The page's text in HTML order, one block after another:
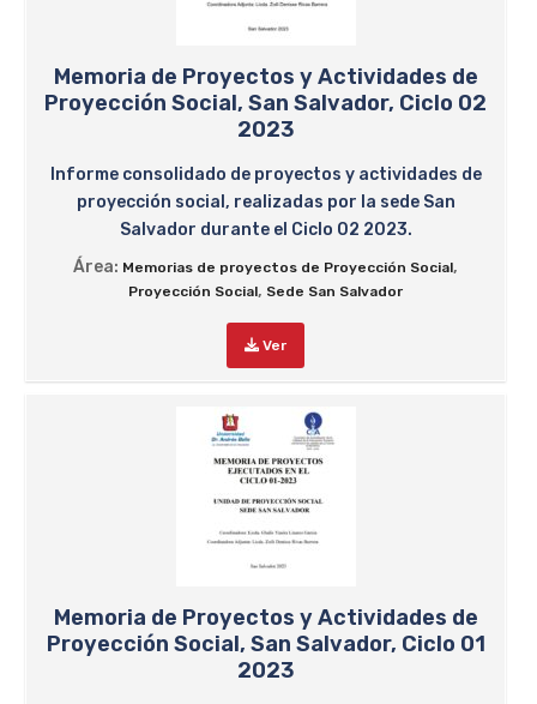
Memoria de Proyectos y Actividades de
Proyección Social, San Salvador, Ciclo 02
2023
Informe consolidado de proyectos y actividades de
proyección social, realizadas por la sede San
Salvador durante el Ciclo 02 2023.
Área: Memorias de proyectos de Proyección Social,
Proyección Social, Sede San Salvador
Ver
Memoria de Proyectos y Actividades de
Proyección Social, San Salvador, Ciclo 01
2023